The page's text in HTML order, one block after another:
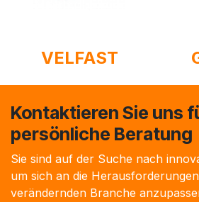
VELFAST
Kontaktieren Sie uns
persönliche Beratung
Sie sind auf der Suche nach
um sich an die
verändernden Branche